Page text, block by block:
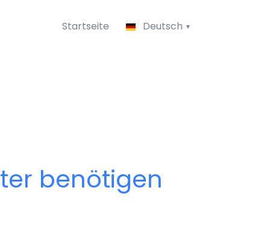
Startseite Deutsch
benötigen